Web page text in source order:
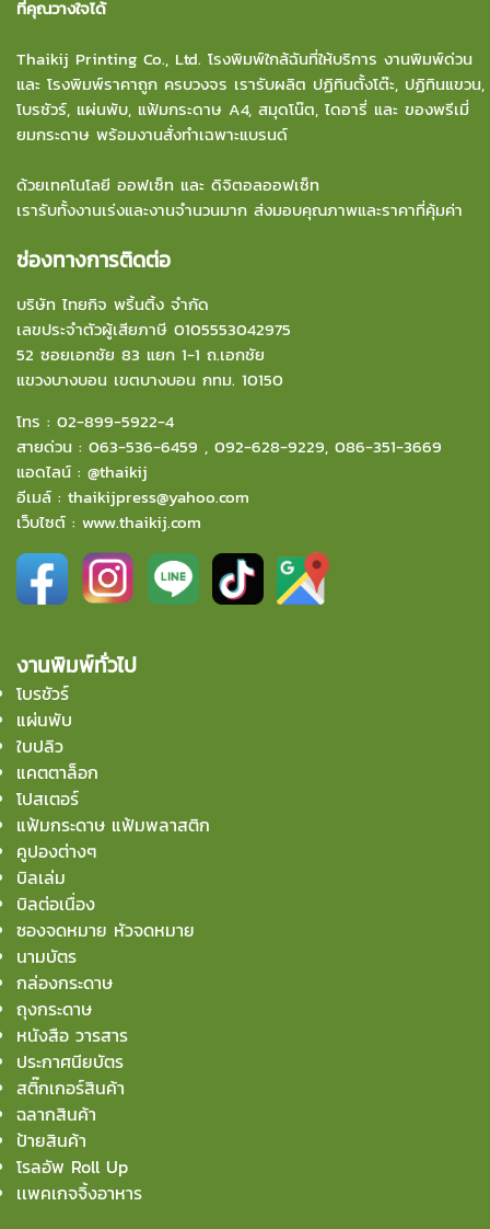
ที่คุณวางใจได้
Thaikij Printing Co., Ltd. โรงพิมพ์ใกล้ฉันที่ให้บริการ งานพิมพ์ด่วน
และ โรงพิมพ์ราคาถูก ครบวงจร เรารับผลิต ปฏิทินตั้งโต๊ะ, ปฏิทินแขวน,
โบรชัวร์, แผ่นพับ, แฟ้มกระดาษ A4, สมุดโน๊ต, ไดอารี่ และ ของพรีเมี่
ยมกระดาษ พร้อมงานสั่งทำเฉพาะแบรนด์
ด้วยเทคโนโลยี ออฟเซ็ท และ ดิจิตอลออฟเซ็ท
เรารับทั้งงานเร่งและงานจำนวนมาก ส่งมอบคุณภาพและราคาที่คุ้มค่า
ช่องทางการติดต่อ
บริษัท ไทยกิจ พริ้นติ้ง จำกัด
เลขประจำตัวผู้เสียภาษี 0105553042975
52 ซอยเอกชัย 83 แยก 1-1 ถ.เอกชัย
แขวงบางบอน เขตบางบอน กทม. 10150
โทร : 02-899-5922-4
สายด่วน : 063-536-6459 , 092-628-9229, 086-351-3669
แอดไลน์ : @thaikij
อีเมล์ : thaikijpress@yahoo.com
เว็บไซต์ : www.thaikij.com
งานพิมพ์ทั่วไป
โบรชัวร์
แผ่นพับ
ใบปลิว
แคตตาล็อก
โปสเตอร์
แฟ้มกระดาษ แฟ้มพลาสติก
คูปองต่างๆ
บิลเล่ม
บิลต่อเนื่อง
ซองจดหมาย หัวจดหมาย
นามบัตร
กล่องกระดาษ
ถุงกระดาษ
หนังสือ วารสาร
ประกาศนียบัตร
สติ๊กเกอร์สินค้า
ฉลากสินค้า
ป้ายสินค้า
โรลอัพ Roll Up
เเพคเกจจิ้งอาหาร